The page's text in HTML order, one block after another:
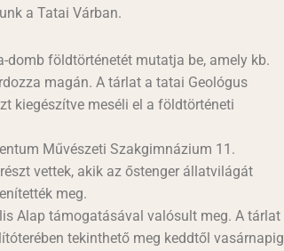
a Tatai Várban.
domb földtörténetét mutatja be, amely kb.
magán. A tárlat a tatai Geológus
kiegészítve meséli el a földtörténeti
Művészeti Szakgimnázium 11.
vettek, akik az őstenger állatvilágát
meg.
Alap támogatásával valósult meg. A tárlat
tekinthető meg keddtől vasárnapig